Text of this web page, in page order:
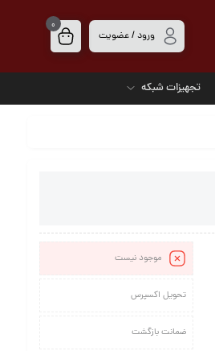
ورود / عضویت
0
تجهیزات شبکه
موجود نیست
تحویل اکسپرس
ضمانت بازگشت